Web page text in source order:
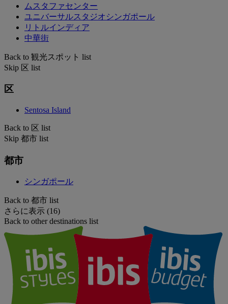
ムスタファセンター
ユニバーサルスタジオシンガポール
リトルインディア
中華街
Back to 観光スポット list
Skip 区 list
区
Sentosa Island
Back to 区 list
Skip 都市 list
都市
シンガポール
Back to 都市 list
さらに表示 (16)
Back to other destinations list